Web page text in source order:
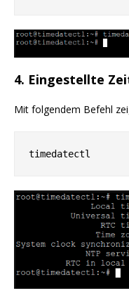
4. Eingestellte
Mit folgendem Befehl
timedatectl